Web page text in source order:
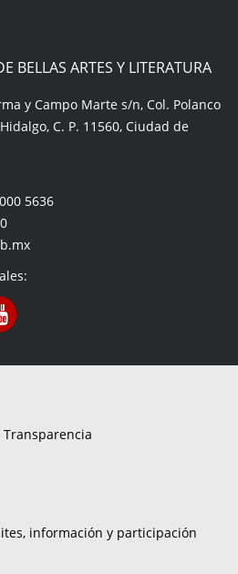
BELLAS ARTES Y LITERATURA
y Campo Marte s/n, Col. Polanco
C. P. 11560, Ciudad de
5636
información y participación